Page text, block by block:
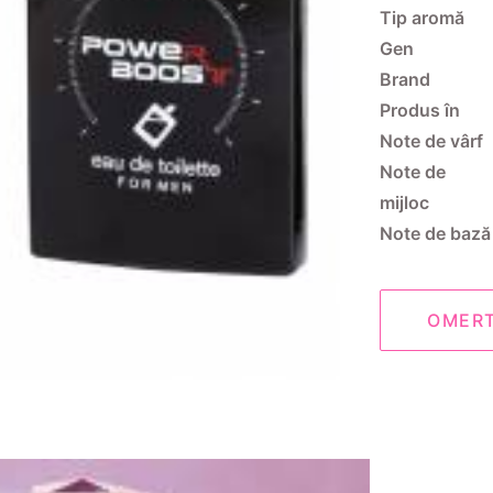
Tip aromă
Gen
Brand
Produs în
Note de vârf
Note de
mijloc
Note de bază